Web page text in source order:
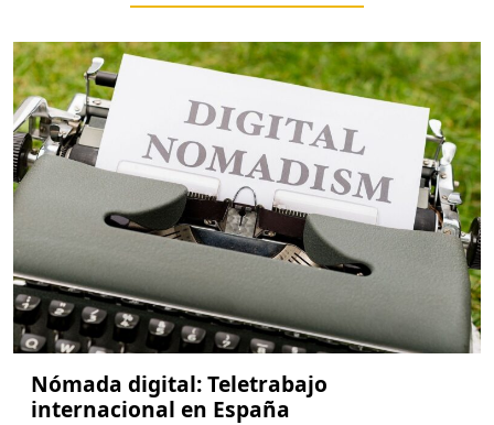
Nómada digital: Teletrabajo
internacional en España